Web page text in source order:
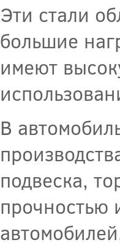
Эти стали
большие
имеют
В
подвеска,
прочностью